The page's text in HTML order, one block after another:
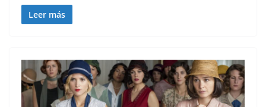
Leer más